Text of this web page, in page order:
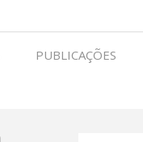
PUBLICAÇÕES